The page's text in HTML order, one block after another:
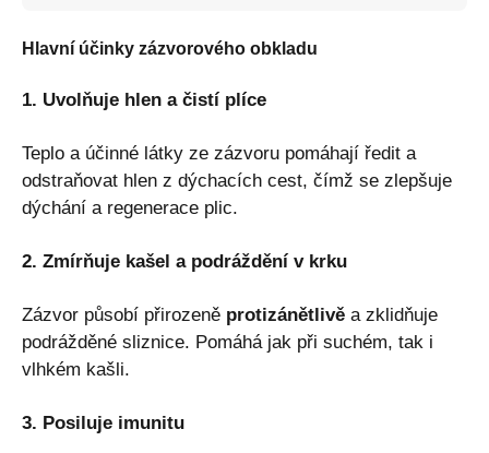
Hlavní účinky zázvorového obkladu
1. Uvolňuje hlen a čistí plíce
Teplo a účinné látky ze zázvoru pomáhají ředit a
odstraňovat hlen z dýchacích cest, čímž se zlepšuje
dýchání a regenerace plic.
2. Zmírňuje kašel a podráždění v krku
Zázvor působí přirozeně protizánětlivě a zklidňuje
podrážděné sliznice. Pomáhá jak při suchém, tak i
vlhkém kašli.
3. Posiluje imunitu